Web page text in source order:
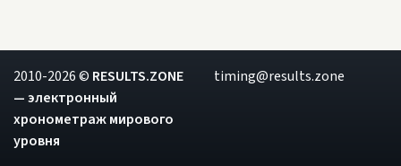
2010-2026 © RESULTS.ZONE
— электронный
хронометраж мирового
уровня
timing@results.zone